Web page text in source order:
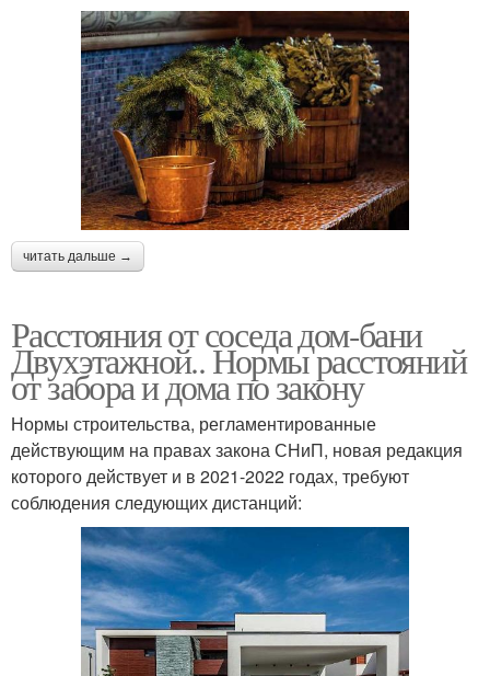
читать дальше →
Расстояния от соседа дом-бани
Двухэтажной.. Нормы расстояний
от забора и дома по закону
Нормы строительства, регламентированные
действующим на правах закона СНиП, новая редакция
которого действует и в 2021-2022 годах, требуют
соблюдения следующих дистанций: